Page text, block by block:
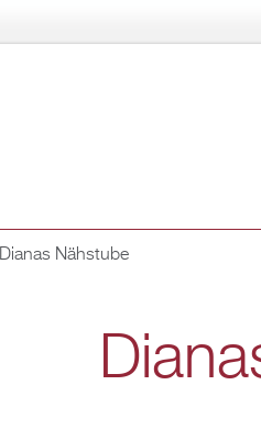
Dia­nas Näh­stu­be